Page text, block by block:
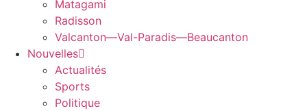
Matagami
Radisson
Valcanton—Val-Paradis—Beaucanton
Nouvelles
Actualités
Sports
Politique